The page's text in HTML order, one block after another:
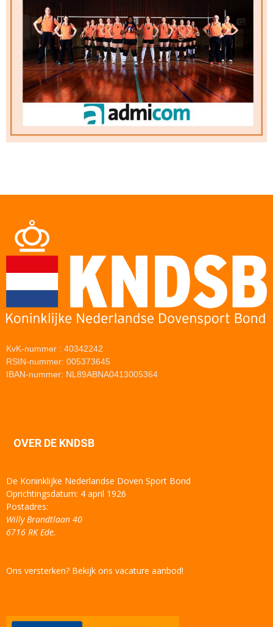
KvK-nummer : 40342242
RSIN-nummer: 005373645
IBAN-nummer: NL89ABNA0413005364
OVER DE KNDSB
De Koninklijke Nederlandse Doven Sport Bond
Oprichtingsdatum: 4 april 1926
Postadres:
Willy Brandtlaan 40
6716 RK Ede.
Ons versterken? Bekijk ons vacature aanbod!